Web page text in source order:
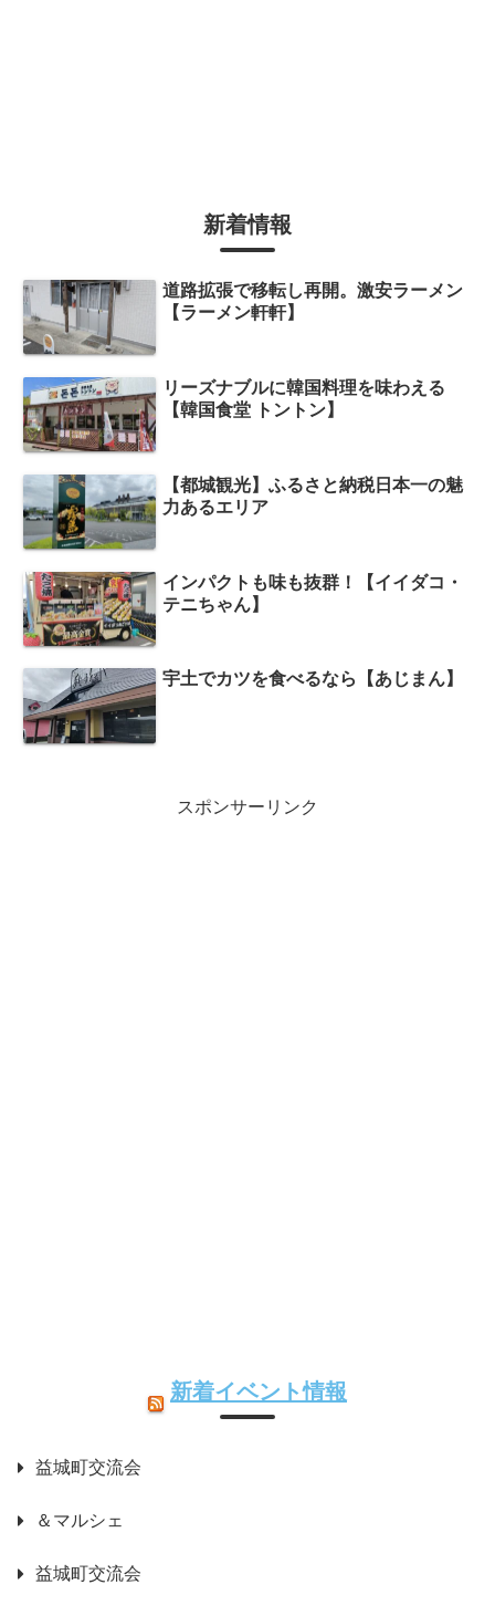
新着情報
道路拡張で移転し再開。激安ラーメン
【ラーメン軒軒】
リーズナブルに韓国料理を味わえる
【韓国食堂 トントン】
【都城観光】ふるさと納税日本一の魅
力あるエリア
インパクトも味も抜群！【イイダコ・
テニちゃん】
宇土でカツを食べるなら【あじまん】
スポンサーリンク
新着イベント情報
益城町交流会
＆マルシェ
益城町交流会